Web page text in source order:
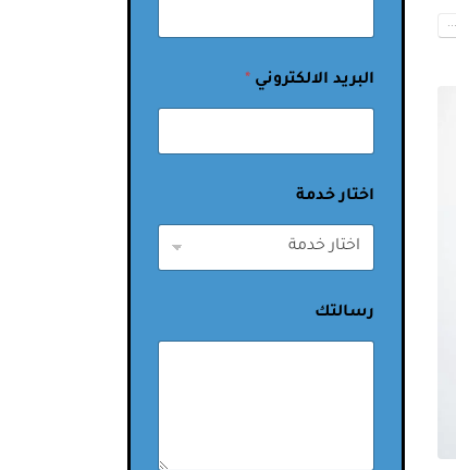
البريد الالكتروني *
اختار خدمة
رسالتك